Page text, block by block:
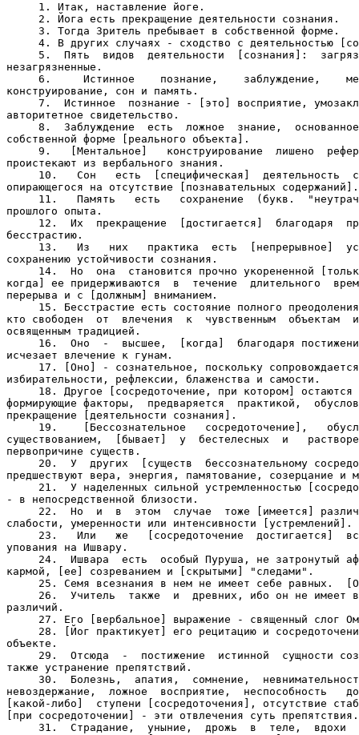
     1. Итак, наставление йоге.
     2. Йога есть прекращение деятельности сознания.
     3. Тогда Зритель пребывает в собственной форме.
4. В других случаях - сходство с деятельностью
5.  Пять  видов  деятельности  [сознания]:
незагрязненные.
6.     Истинное    познание,    заблуждение,
конструирование, сон и память.
7.  Истинное  познание - [это] восприятие,
авторитетное свидетельство.
8.  Заблуждение  есть  ложное  знание,
собственной форме [реального объекта].
9.   [Ментальное]   конструирование  лишено
проистекают из вербального знания.
10.   Сон   есть  [специфическая]  деятельность
опирающегося на отсутствие [познавательных содержаний].
11.   Память   есть   сохранение  (букв.
прошлого опыта.
12.  Их  прекращение  [достигается]  благодаря
бесстрастию.
13.   Из   них   практика  есть  [непрерывное]
сохранению устойчивости сознания.
14.  Но  она  становится прочно укорененной
когда] ее придерживаются  в  течение  длительного
перерыва и с [должным] вниманием.
15. Бесстрастие есть состояние полного
кто свободен  от  влечения  к  чувственным  объектам
освященным традицией.
16.  Оно  -  высшее,  [когда]  благодаря
исчезает влечение к гунам.
17. [Оно] - сознательное, поскольку
избирательности, рефлексии, блаженства и самости.
18. Другое [сосредоточение, при котором] остаются
формирующие факторы,  предваряется  практикой,
прекращение [деятельности сознания].
19.    [Бессознательное   сосредоточение],
существованием,  [бывает]  у  бестелесных  и
первопричине существ.
20.  У  других  [существ  бессознательному
предшествуют вера, энергия, памятование, созерцание и
21.  У наделенных сильной устремленностью
- в непосредственной близости.
22.  Но  и  в  этом  случае  тоже [имеется]
слабости, умеренности или интенсивности [устремлений].
23.   Или   же   [сосредоточение  достигается]
упования на Ишвару.
24.  Ишвара  есть  особый Пуруша, не затронутый
кармой, [ее] созреванием и [скрытыми] "следами".
25. Семя всезнания в нем не имеет себе равных.
26.  Учитель  также  и  древних, ибо он не имеет
различий.
27. Его [вербальное] выражение - священный слог
28. [Йог практикует] его рецитацию и
объекте.
29.  Отсюда  -  постижение  истинной  сущности
также устранение препятствий.
30.  Болезнь,  апатия,  сомнение,
невоздержание,  ложное  восприятие,  неспособность
[какой-либо]  ступени [сосредоточения], отсутствие
[при сосредоточении] - эти отвлечения суть препятствия.
31.  Страдание,  уныние,  дрожь  в  теле,  вдохи